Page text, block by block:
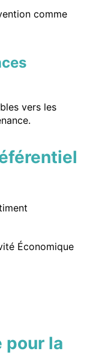
comme
vers les
Économique
pour la